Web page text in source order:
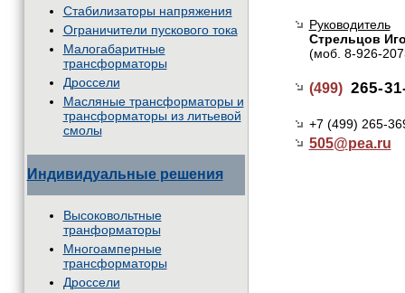
Стабилизаторы напряжения
Ограничители пускового тока
Малогабаритные
трансформаторы
Дроссели
Масляные трансформаторы и
трансформаторы из литьевой
смолы
Индивидуальные решения
Высоковольтные
транформаторы
Многоамперные
трансформаторы
Дроссели
Руководитель
Стрельцов
(моб. 8-926-
(499) 265-
+7 (499) 265-
505@pea.ru